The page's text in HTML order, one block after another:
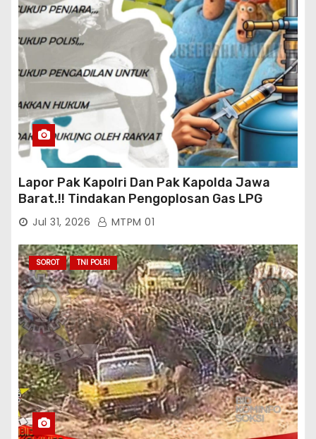
Lapor Pak Kapolri Dan Pak Kapolda Jawa
Barat.!! Tindakan Pengoplosan Gas LPG
Bersubsidi Marak Terjadi Di Kabupaten Bogor
Persisnya di Babakan Madang: Tim
Aktifis/Jurnalis Meminta Pimpinan Polri Beri
Atensi Penindakan Sampai Penangkapan
Terhadap Pelaku
Jul 31, 2026 MTPM 01
SOROT TNI POLRI